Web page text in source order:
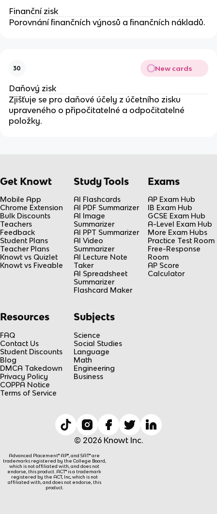
Finanční zisk
Porovnání finančních výnosů a finančních nákladů.
30 New cards
Daňový zisk
Zjišťuje se pro daňové účely z účetního zisku
upraveného o připočitatelné a odpočitatelné
položky.
Get Knowt
Mobile App
Chrome Extension
Bulk Discounts
Teachers
Feedback
Student Plans
Teacher Plans
Knowt vs Quizlet
Knowt vs Fiveable
Study Tools
AI Flashcards
AI PDF Summarizer
AI Image
Summarizer
AI PPT Summarizer
AI Video
Summarizer
AI Lecture Note
Taker
AI Spreadsheet
Summarizer
Flashcard Maker
Exams
AP Exam Hub
IB Exam Hub
GCSE Exam Hub
A-Level Exam Hub
More Exam Hubs
Practice Test Room
Free-Response
Room
AP Score
Calculator
Resources
FAQ
Contact Us
Student Discounts
Blog
DMCA Takedown
Privacy Policy
COPPA Notice
Terms of Service
Subjects
Science
Social Studies
Language
Math
Engineering
Business
© 2026 Knowt Inc.
Advanced Placement® AP®, and SAT® are
trademarks registered by the College Board,
which is not affiliated with, and does not
endorse, this product. ACT® is a trademark
registered by the ACT, Inc, which is not
affiliated with, and does not endorse, this
product.